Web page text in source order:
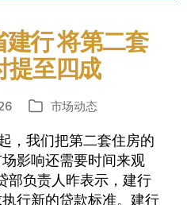
行 将第二套
提至四成
分 市场动态
，我们把第二套住房的
影响还需要时间来观
部负责人昨表示，建行
行新的贷款标准。建行